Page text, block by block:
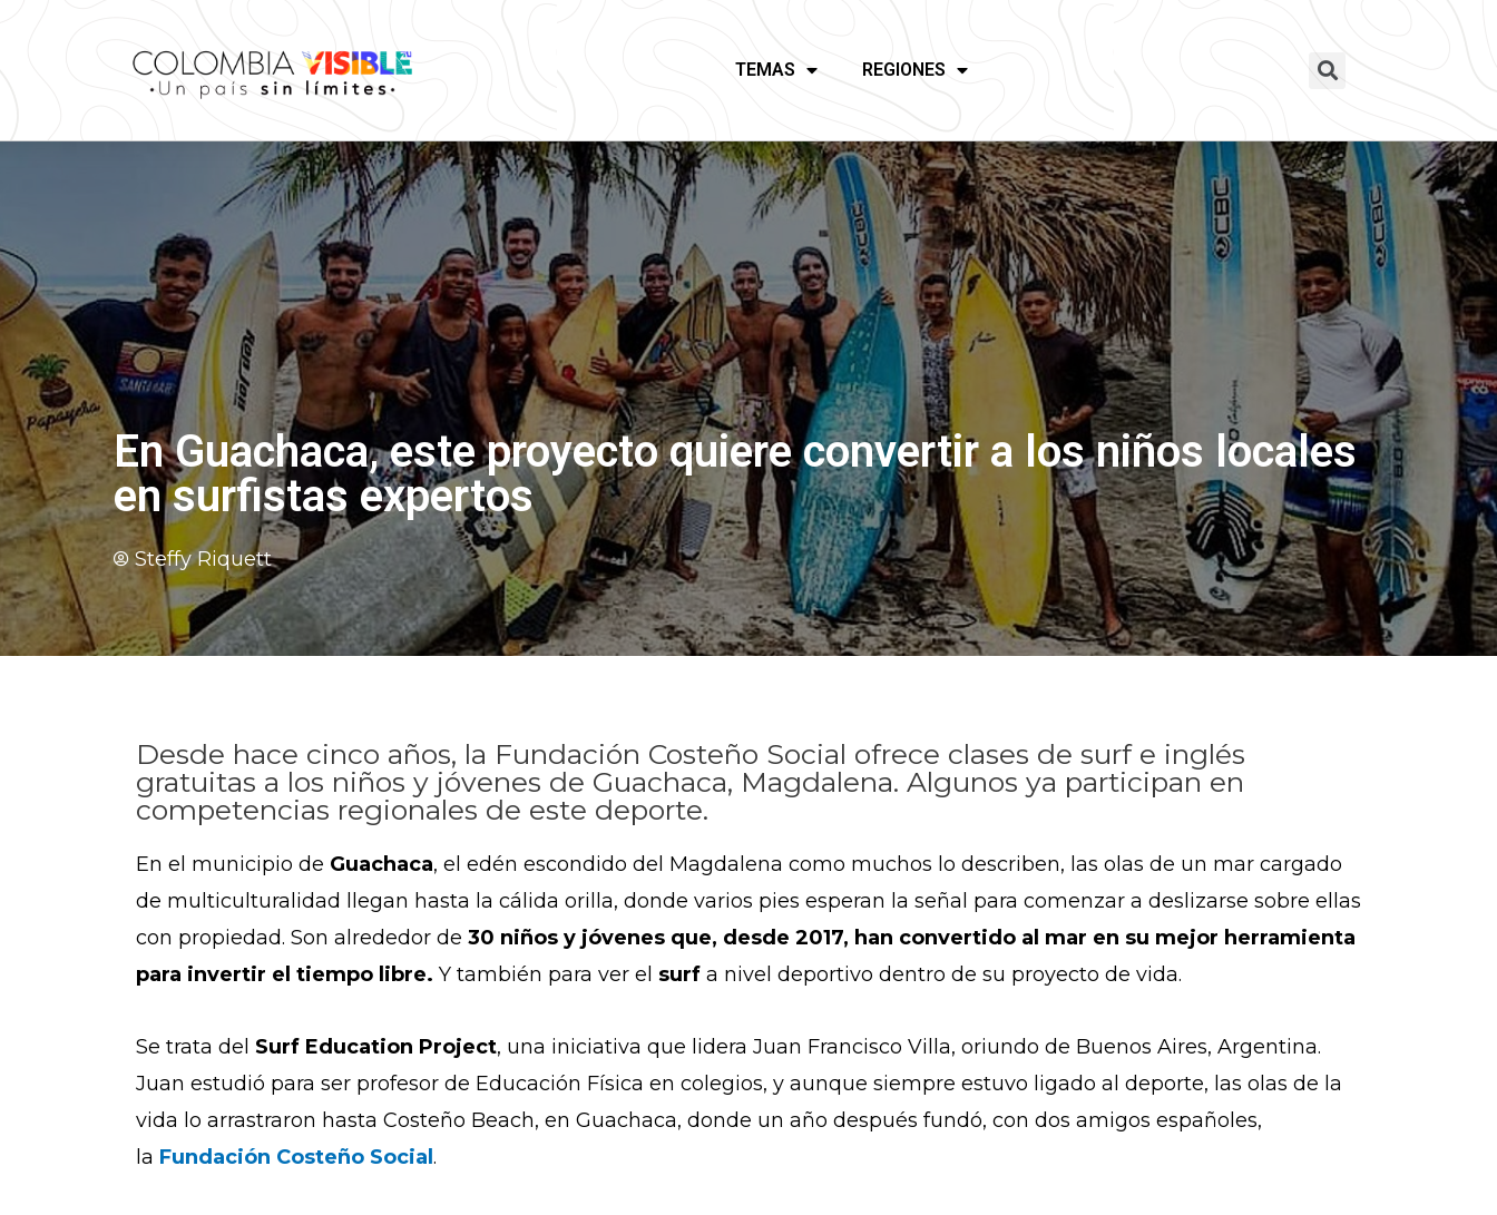
TEMAS REGIONES
En Guachaca, este proyecto quiere convertir a los niños locales
en surfistas expertos
Steffy Riquett
Desde hace cinco años, la Fundación Costeño Social ofrece clases de surf e inglés
gratuitas a los niños y jóvenes de Guachaca, Magdalena. Algunos ya participan en
competencias regionales de este deporte.
En el municipio de Guachaca, el edén escondido del Magdalena como muchos lo describen, las olas de un mar cargado
de multiculturalidad llegan hasta la cálida orilla, donde varios pies esperan la señal para comenzar a deslizarse sobre ellas
con propiedad. Son alrededor de 30 niños y jóvenes que, desde 2017, han convertido al mar en su mejor herramienta
para invertir el tiempo libre. Y también para ver el surf a nivel deportivo dentro de su proyecto de vida.
Se trata del Surf Education Project, una iniciativa que lidera Juan Francisco Villa, oriundo de Buenos Aires, Argentina.
Juan estudió para ser profesor de Educación Física en colegios, y aunque siempre estuvo ligado al deporte, las olas de la
vida lo arrastraron hasta Costeño Beach, en Guachaca, donde un año después fundó, con dos amigos españoles,
la Fundación Costeño Social.